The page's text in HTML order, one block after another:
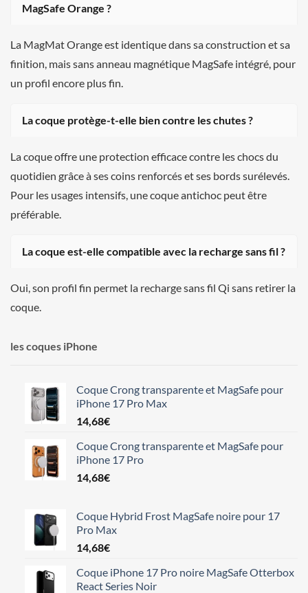
MagSafe Orange ?
La MagMat Orange est identique dans sa construction et sa
finition, mais sans anneau magnétique MagSafe intégré, pour
un profil encore plus fin.
La coque protège-t-elle bien contre les chutes ?
La coque offre une protection efficace contre les chocs du
quotidien grâce à ses coins renforcés et ses bords surélevés.
Pour les usages intensifs, une coque antichoc peut être
préférable.
La coque est-elle compatible avec la recharge sans fil ?
Oui, son profil fin permet la recharge sans fil Qi sans retirer la
coque.
les coques iPhone
Coque Crong transparente et MagSafe pour
iPhone 17 Pro Max
14,68€
Coque Crong transparente et MagSafe pour
iPhone 17 Pro
14,68€
Coque Hybrid Frost MagSafe noire pour 17
Pro Max
14,68€
Coque iPhone 17 Pro noire MagSafe Otterbox
React Series Noir